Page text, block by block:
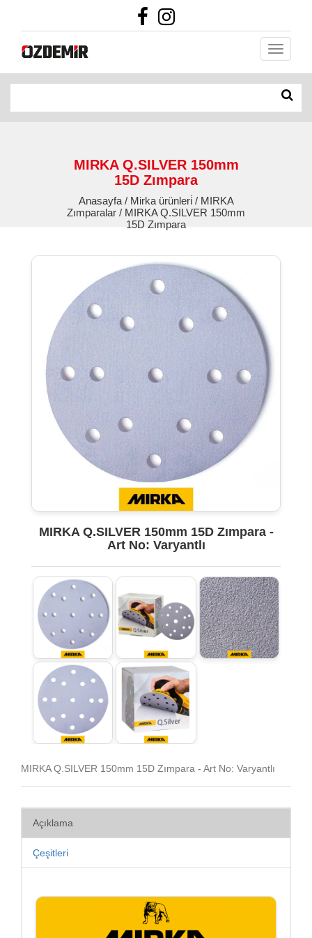
MIRKA Q.SILVER 150mm
15D Zımpara
Anasayfa / Mirka ürünleri̇ / MIRKA
Zımparalar / MIRKA Q.SILVER 150mm
15D Zımpara
MIRKA Q.SILVER 150mm 15D Zımpara -
Art No: Varyantlı
MIRKA Q.SILVER 150mm 15D Zımpara - Art No: Varyantlı
Açıklama
Çeşitleri